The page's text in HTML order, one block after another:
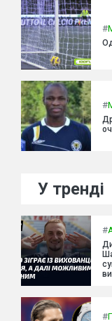
#
#
У тренді
#
#